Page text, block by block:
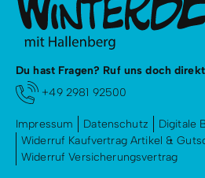
Du hast Fragen? Ruf uns doch
+49 2981 92500
Impressum Datenschutz
Digitale
Widerruf Kaufvertrag Artikel &
Widerruf Versicherungsvertrag